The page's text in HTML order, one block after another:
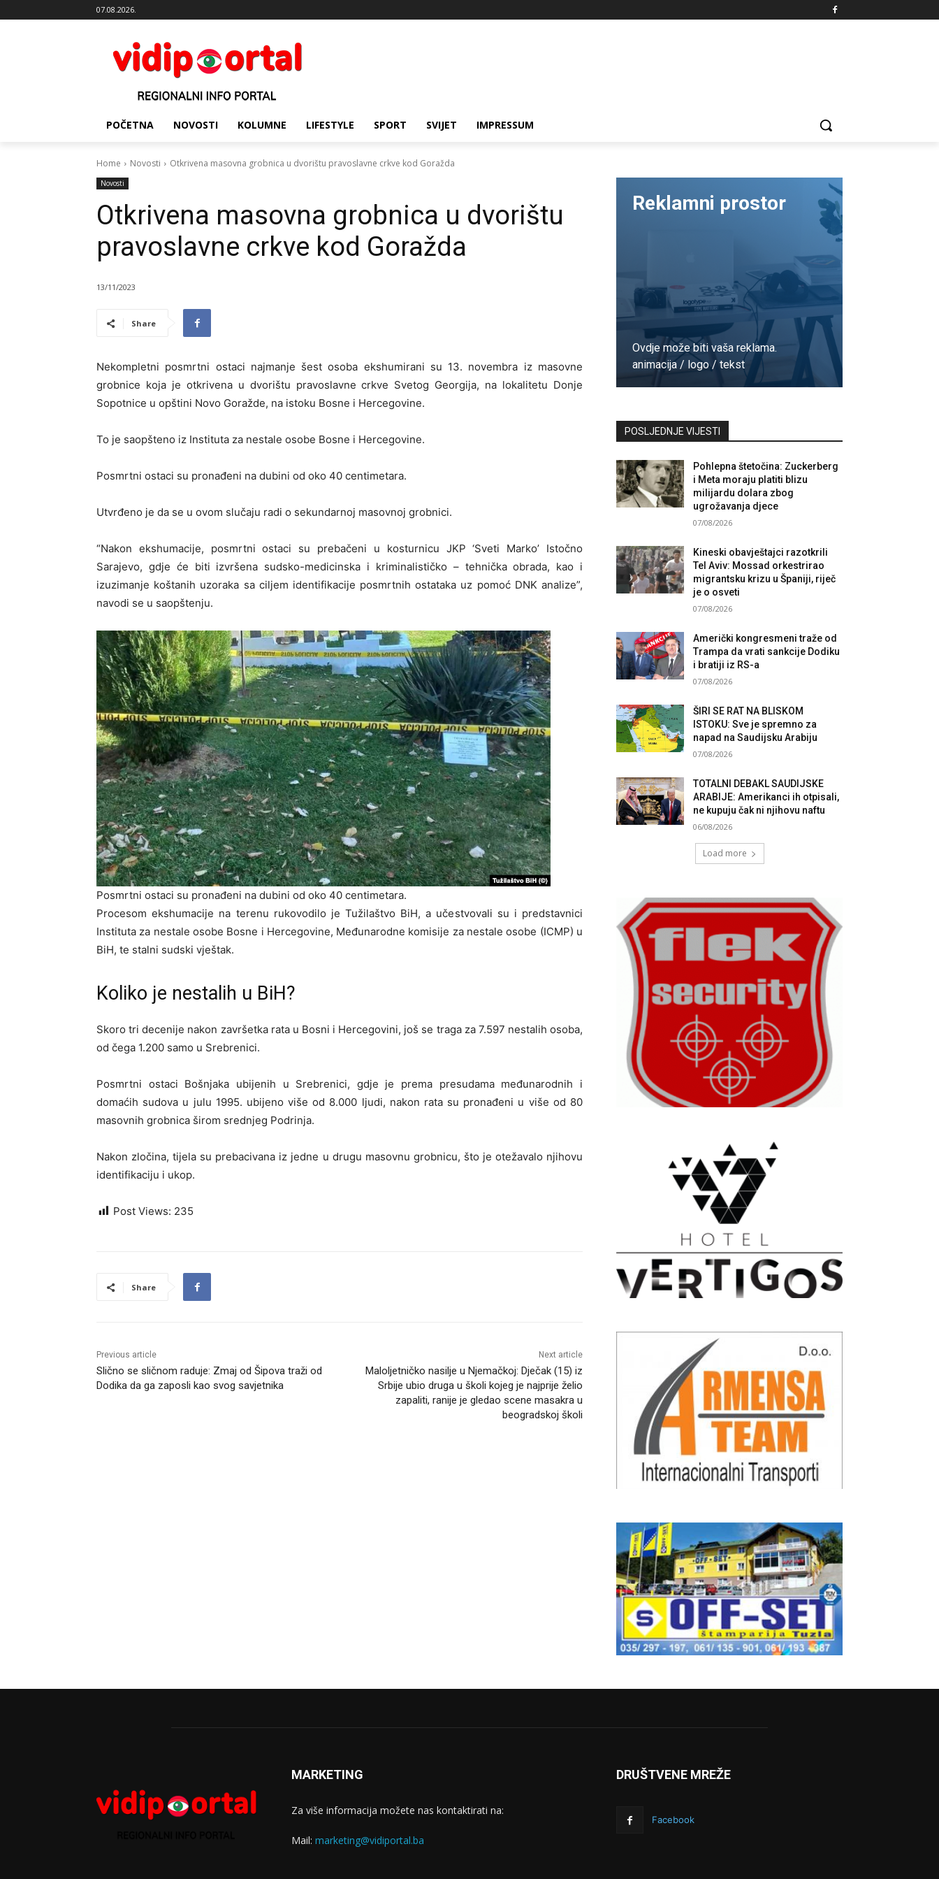
07.08.2026.
POČETNA NOVOSTI KOLUMNE LIFESTYLE SPORT SVIJET IMPRESSUM
Home Novosti Otkrivena masovna grobnica u dvorištu pravoslavne crkve kod Goražda
Novosti
Otkrivena masovna grobnica u dvorištu
pravoslavne crkve kod Goražda
13/11/2023
Share
Nekompletni posmrtni ostaci najmanje šest osoba ekshumirani su 13. novembra iz masovne
grobnice koja je otkrivena u dvorištu pravoslavne crkve Svetog Georgija, na lokalitetu Donje
Sopotnice u opštini Novo Goražde, na istoku Bosne i Hercegovine.
To je saopšteno iz Instituta za nestale osobe Bosne i Hercegovine.
Posmrtni ostaci su pronađeni na dubini od oko 40 centimetara.
Utvrđeno je da se u ovom slučaju radi o sekundarnoj masovnoj grobnici.
“Nakon ekshumacije, posmrtni ostaci su prebačeni u kosturnicu JKP ‘Sveti Marko’ Istočno
Sarajevo, gdje će biti izvršena sudsko-medicinska i kriminalističko – tehnička obrada, kao i
izuzimanje koštanih uzoraka sa ciljem identifikacije posmrtnih ostataka uz pomoć DNK analize”,
navodi se u saopštenju.
Posmrtni ostaci su pronađeni na dubini od oko 40 centimetara.
Procesom ekshumacije na terenu rukovodilo je Tužilaštvo BiH, a učestvovali su i predstavnici
Instituta za nestalе osobе Bosne i Hercegovine, Međunarodne komisije za nestale osobe (ICMP) u
BiH, te stalni sudski vještak.
Koliko je nestalih u BiH?
Skoro tri decenije nakon završetka rata u Bosni i Hercegovini, još se traga za 7.597 nestalih osoba,
od čega 1.200 samo u Srebrenici.
Posmrtni ostaci Bošnjaka ubijenih u Srebrenici, gdje je prema presudama međunarodnih i
domaćih sudova u julu 1995. ubijeno više od 8.000 ljudi, nakon rata su pronađeni u više od 80
masovnih grobnica širom srednjeg Podrinja.
Nakon zločina, tijela su prebacivana iz jedne u drugu masovnu grobnicu, što je otežavalo njihovu
identifikaciju i ukop.
Post Views: 235
Share
Previous article
Slično se sličnom raduje: Zmaj od Šipova traži od
Dodika da ga zaposli kao svog savjetnika
Next article
Maloljetničko nasilje u Njemačkoj: Dječak (15) iz
Srbije ubio druga u školi kojeg je najprije želio
zapaliti, ranije je gledao scene masakra u
beogradskoj školi
Reklamni prostor
Ovdje može biti vaša reklama.
animacija / logo / tekst
POSLJEDNJE VIJESTI
Pohlepna štetočina: Zuckerberg
i Meta moraju platiti blizu
milijardu dolara zbog
ugrožavanja djece
07/08/2026
Kineski obavještajci razotkrili
Tel Aviv: Mossad orkestrirao
migrantsku krizu u Španiji, riječ
je o osveti
07/08/2026
Američki kongresmeni traže od
Trampa da vrati sankcije Dodiku
i bratiji iz RS-a
07/08/2026
ŠIRI SE RAT NA BLISKOM
ISTOKU: Sve je spremno za
napad na Saudijsku Arabiju
07/08/2026
TOTALNI DEBAKL SAUDIJSKE
ARABIJE: Amerikanci ih otpisali,
ne kupuju čak ni njihovu naftu
06/08/2026
Load more
MARKETING
Za više informacija možete nas kontaktirati na:
Mail: marketing@vidiportal.ba
DRUŠTVENE MREŽE
Facebook